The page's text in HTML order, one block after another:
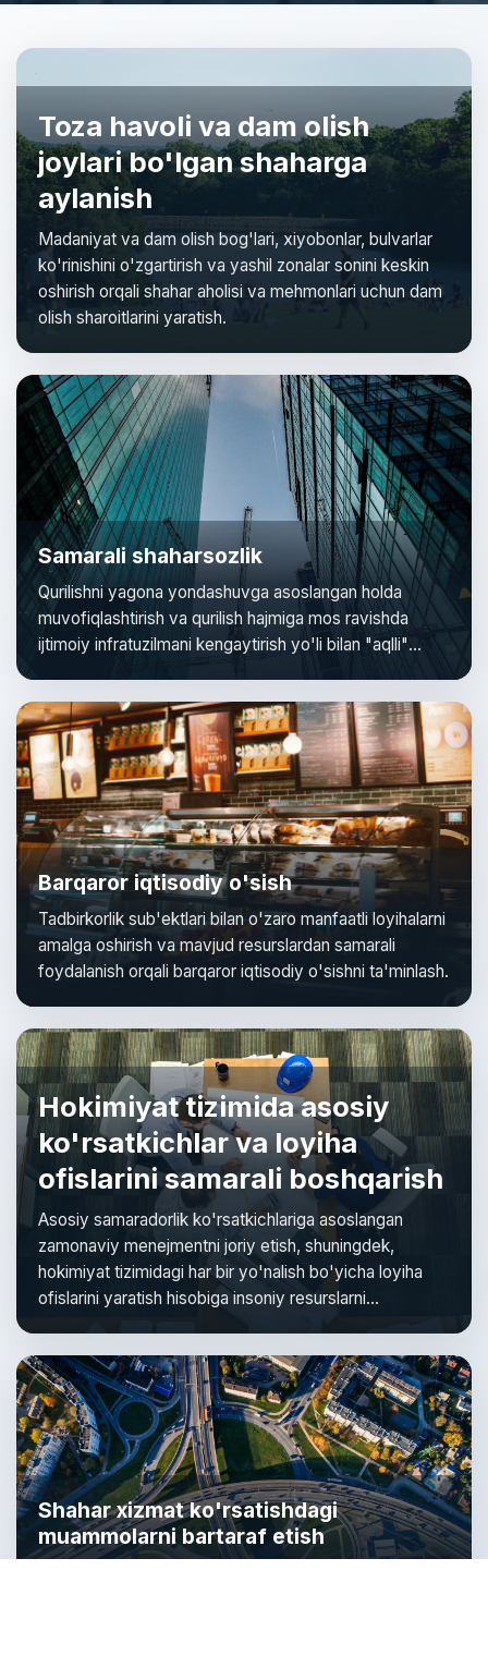
Toza havoli va dam olish
joylari bo'lgan shaharga
aylanish
Madaniyat va dam olish bog'lari, xiyobonlar, bulvarlar
ko'rinishini o'zgartirish va yashil zonalar sonini keskin
oshirish orqali shahar aholisi va mehmonlari uchun dam
olish sharoitlarini yaratish.
Samarali shaharsozlik
Qurilishni yagona yondashuvga asoslangan holda
muvofiqlashtirish va qurilish hajmiga mos ravishda
ijtimoiy infratuzilmani kengaytirish yo'li bilan "aqlli"
Barqaror iqtisodiy o'sish
Tadbirkorlik sub'ektlari bilan o'zaro manfaatli loyihalarni
amalga oshirish va mavjud resurslardan samarali
foydalanish orqali barqaror iqtisodiy o'sishni ta'minlash.
Hokimiyat tizimida asosiy
ko'rsatkichlar va loyiha
ofislarini samarali boshqarish
Asosiy samaradorlik ko'rsatkichlariga asoslangan
zamonaviy menejmentni joriy etish, shuningdek,
hokimiyat tizimidagi har bir yo'nalish bo'yicha loyiha
ofislarini yaratish hisobiga insoniy resurslarni
Shahar xizmat ko'rsatishdagi
muammolarni bartaraf etish